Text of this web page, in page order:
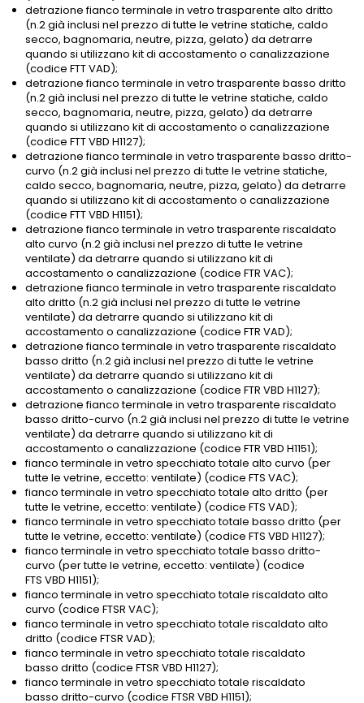
detrazione fianco terminale in vetro trasparente alto dritto
(n.2 già inclusi nel prezzo di tutte le vetrine statiche, caldo
secco, bagnomaria, neutre, pizza, gelato) da detrarre
quando si utilizzano kit di accostamento o canalizzazione
(codice FTT VAD);
detrazione fianco terminale in vetro trasparente basso dritto
(n.2 già inclusi nel prezzo di tutte le vetrine statiche, caldo
secco, bagnomaria, neutre, pizza, gelato) da detrarre
quando si utilizzano kit di accostamento o canalizzazione
(codice FTT VBD H1127);
detrazione fianco terminale in vetro trasparente basso dritto-
curvo (n.2 già inclusi nel prezzo di tutte le vetrine statiche,
caldo secco, bagnomaria, neutre, pizza, gelato) da detrarre
quando si utilizzano kit di accostamento o canalizzazione
(codice FTT VBD H1151);
detrazione fianco terminale in vetro trasparente riscaldato
alto curvo (n.2 già inclusi nel prezzo di tutte le vetrine
ventilate) da detrarre quando si utilizzano kit di
accostamento o canalizzazione (codice FTR VAC);
detrazione fianco terminale in vetro trasparente riscaldato
alto dritto (n.2 già inclusi nel prezzo di tutte le vetrine
ventilate) da detrarre quando si utilizzano kit di
accostamento o canalizzazione (codice FTR VAD);
detrazione fianco terminale in vetro trasparente riscaldato
basso dritto (n.2 già inclusi nel prezzo di tutte le vetrine
ventilate) da detrarre quando si utilizzano kit di
accostamento o canalizzazione (codice FTR VBD H1127);
detrazione fianco terminale in vetro trasparente riscaldato
basso dritto-curvo (n.2 già inclusi nel prezzo di tutte le vetrine
ventilate) da detrarre quando si utilizzano kit di
accostamento o canalizzazione (codice FTR VBD H1151);
fianco terminale in vetro specchiato totale alto curvo (per
tutte le vetrine, eccetto: ventilate) (codice FTS VAC);
fianco terminale in vetro specchiato totale alto dritto (per
tutte le vetrine, eccetto: ventilate) (codice FTS VAD);
fianco terminale in vetro specchiato totale basso dritto (per
tutte le vetrine, eccetto: ventilate) (codice FTS VBD H1127);
fianco terminale in vetro specchiato totale basso dritto-
curvo (per tutte le vetrine, eccetto: ventilate) (codice
FTS VBD H1151);
fianco terminale in vetro specchiato totale riscaldato alto
curvo (codice FTSR VAC);
fianco terminale in vetro specchiato totale riscaldato alto
dritto (codice FTSR VAD);
fianco terminale in vetro specchiato totale riscaldato
basso dritto (codice FTSR VBD H1127);
fianco terminale in vetro specchiato totale riscaldato
basso dritto-curvo (codice FTSR VBD H1151);